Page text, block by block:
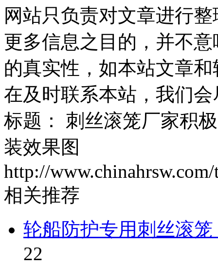
网站只负责对文章进行
更多信息之目的，并不
的真实性，如本站文章
在及时联系本站，我们
标题： 刺丝滚笼厂家积
装效果图
http://
相关推荐
轮船防护专用刺丝滚
22